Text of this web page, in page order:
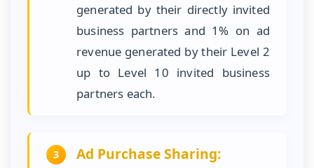
generated by their directly invited
business partners and 1% on ad
revenue generated by their Level 2
up to Level 10 invited business
partners each.
3 Ad Purchase Sharing: